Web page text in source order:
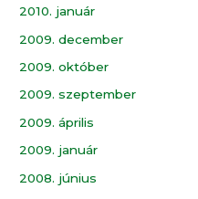
2010. január
2009. december
2009. október
2009. szeptember
2009. április
2009. január
2008. június